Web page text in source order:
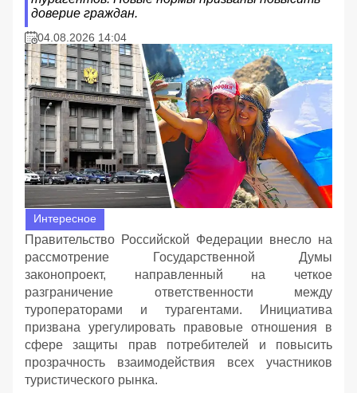
доверие граждан.
04.08.2026 14:04
Интересное
Правительство Российской Федерации внесло на
рассмотрение Государственной Думы
законопроект, направленный на четкое
разграничение ответственности между
туроператорами и турагентами. Инициатива
призвана урегулировать правовые отношения в
сфере защиты прав потребителей и повысить
прозрачность взаимодействия всех участников
туристического рынка.